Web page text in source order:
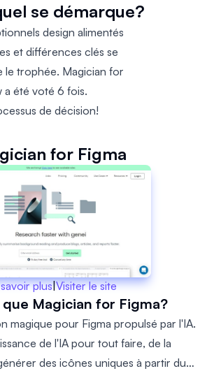
se démarque?
design alimentés
et différences clés se
le trophée. Magician for
a été voté 6 fois.
de décision!
for Figma
plus|Visiter le site
Magician for Figma?
magique pour Figma propulsé par l'IA.
de l'IA pour tout faire, de la
des icônes uniques à partir du